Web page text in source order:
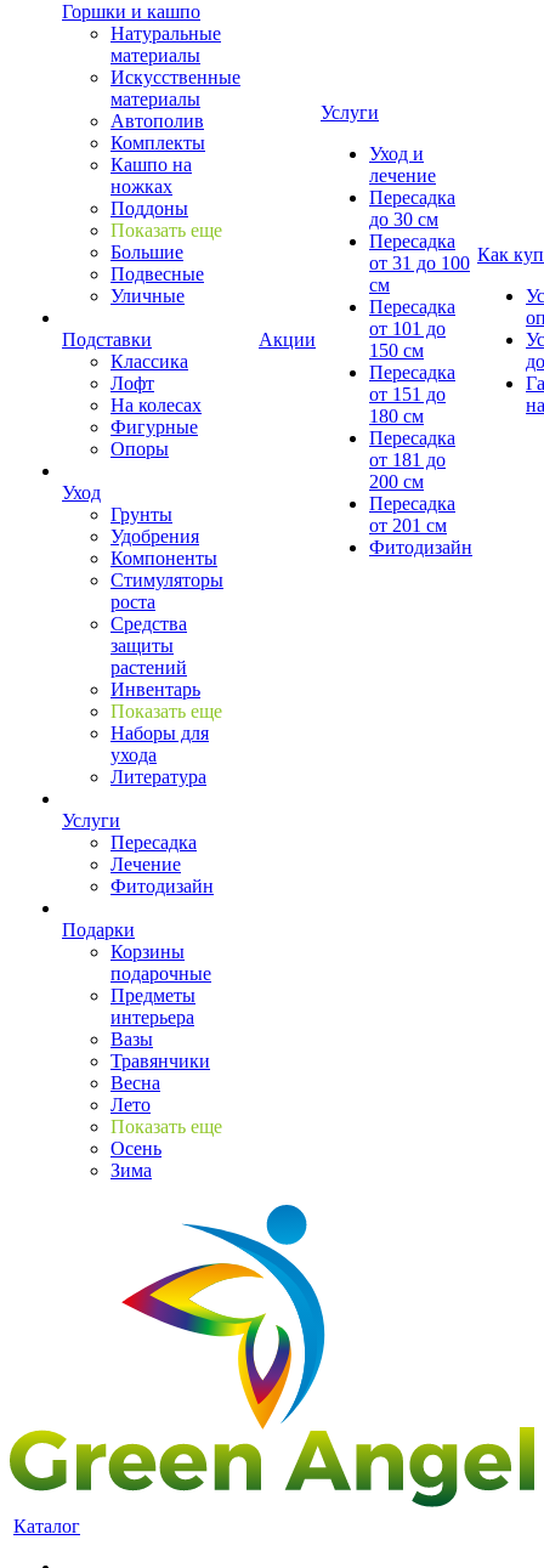
Горшки и кашпо
Натуральные
материалы
Искусственные
материалы
Автополив
Комплекты
Кашпо на
ножках
Поддоны
Показать еще
Большие
Подвесные
Уличные
Подставки
Классика
Лофт
На колесах
Фигурные
Опоры
Уход
Грунты
Удобрения
Компоненты
Стимуляторы
роста
Средства
защиты
растений
Инвентарь
Показать еще
Наборы для
ухода
Литература
Услуги
Пересадка
Лечение
Фитодизайн
Подарки
Корзины
подарочные
Предметы
интерьера
Вазы
Травянчики
Весна
Лето
Показать еще
Осень
Зима
Акции
Услуги
Уход и
лечение
Пересадка
до 30 см
Пересадка
от 31 до 100
см
Пересадка
от 101 до
150 см
Пересадка
от 151 до
180 см
Пересадка
от 181 до
200 см
Пересадка
от 201 см
Фитодизайн
Как
Каталог